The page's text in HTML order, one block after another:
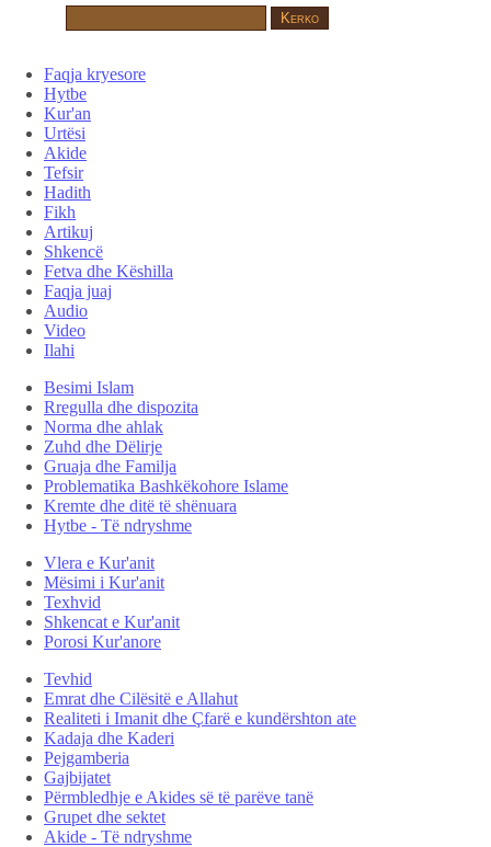
Faqja kryesore
Hytbe
Kur'an
Urtësi
Akide
Tefsir
Hadith
Fikh
Artikuj
Shkencë
Fetva dhe Këshilla
Faqja juaj
Audio
Video
Ilahi
Besimi Islam
Rregulla dhe dispozita
Norma dhe ahlak
Zuhd dhe Dëlirje
Gruaja dhe Familja
Problematika Bashkëkohore Islame
Kremte dhe ditë të shënuara
Hytbe - Të ndryshme
Vlera e Kur'anit
Mësimi i Kur'anit
Texhvid
Shkencat e Kur'anit
Porosi Kur'anore
Tevhid
Emrat dhe Cilësitë e Allahut
Realiteti i Imanit dhe Çfarë e kundërshton ate
Kadaja dhe Kaderi
Pejgamberia
Gajbijatet
Përmbledhje e Akides së të parëve tanë
Grupet dhe sektet
Akide - Të ndryshme